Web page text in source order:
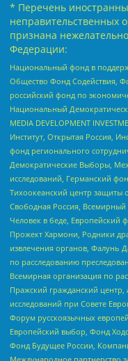
* Перечень
неправительственных
признана
Федерации:
Национальный фонд в
Общество Фонд Содействия,
российский фонд по
Национальный
MEDIA DEVELOPMENT
Институт, Открытая Россия,
фонд регионального
Демократические Выборы,
исследований, Германский
Тихоокеанский центр защиты
Свободная Россия, Всемирный
Человек в беде, Европейский
Прожект Хармони, Родники
извлечения органов, Фалунь
по расследованию
Всемирная организация по
Пражский гражданский
исследований при Совете
Форум русскоязычных
Европейский выбор, Фонд
Фонд Будущее России,